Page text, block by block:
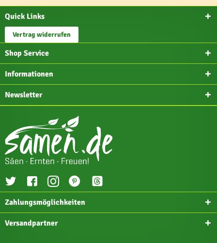
Quick Links
Vertrag widerrufen
Shop Service
Informationen
Newsletter
Zahlungsmöglichkeiten
Versandpartner